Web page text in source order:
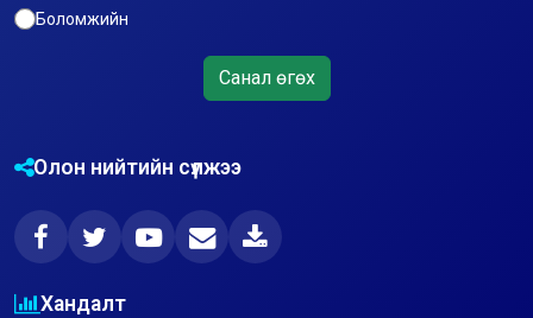
Боломжийн
Санал өгөх
Олон нийтийн сүлжээ
Хандалт